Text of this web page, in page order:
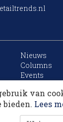
Nieuws
Columns
Events
Sitemap
van
Lees